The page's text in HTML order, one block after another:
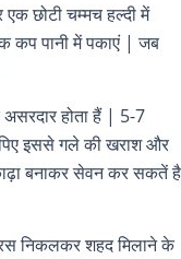
छोटी चम्मच हल्दी में
कप पानी में पकाएं | जब
होता हैं | 5-7
इससे गले की खराश और
बनाकर सेवन कर सकतें है
निकलकर शहद मिलाने के